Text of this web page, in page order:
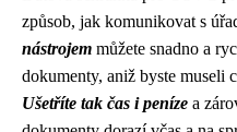
způsob, jak komunikovat s
nástrojem můžete snadno a
dokumenty, aniž byste museli
Ušetříte tak čas i peníze a